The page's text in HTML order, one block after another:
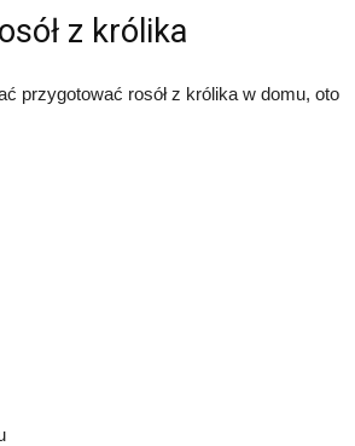
z królika
przygotować rosół z królika w domu, oto